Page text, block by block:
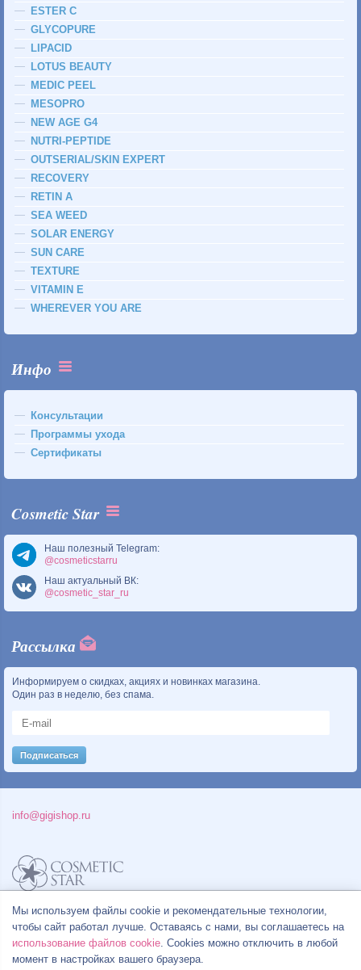
ESTER C
GLYCOPURE
LIPACID
LOTUS BEAUTY
MEDIC PEEL
MESOPRO
NEW AGE G4
NUTRI-PEPTIDE
OUTSERIAL/SKIN EXPERT
RECOVERY
RETIN A
SEA WEED
SOLAR ENERGY
SUN CARE
TEXTURE
VITAMIN E
WHEREVER YOU ARE
Инфо
Консультации
Программы ухода
Сертификаты
Cosmetic Star
Наш полезный Telegram:
@cosmeticstarru
Наш актуальный ВК:
@cosmetic_star_ru
Рассылка
Информируем о скидках, акциях и новинках магазина.
Один раз в неделю, без спама.
Политика конфиденциальности
Правила продажи товаров
Согласие на обработку персональных данных
info@gigishop.ru
Мы используем файлы cookie и рекомендательные технологии,
чтобы сайт работал лучше. Оставаясь с нами, вы соглашаетесь на
использование файлов cookie. Cookies можно отключить в любой
момент в настройках вашего браузера.